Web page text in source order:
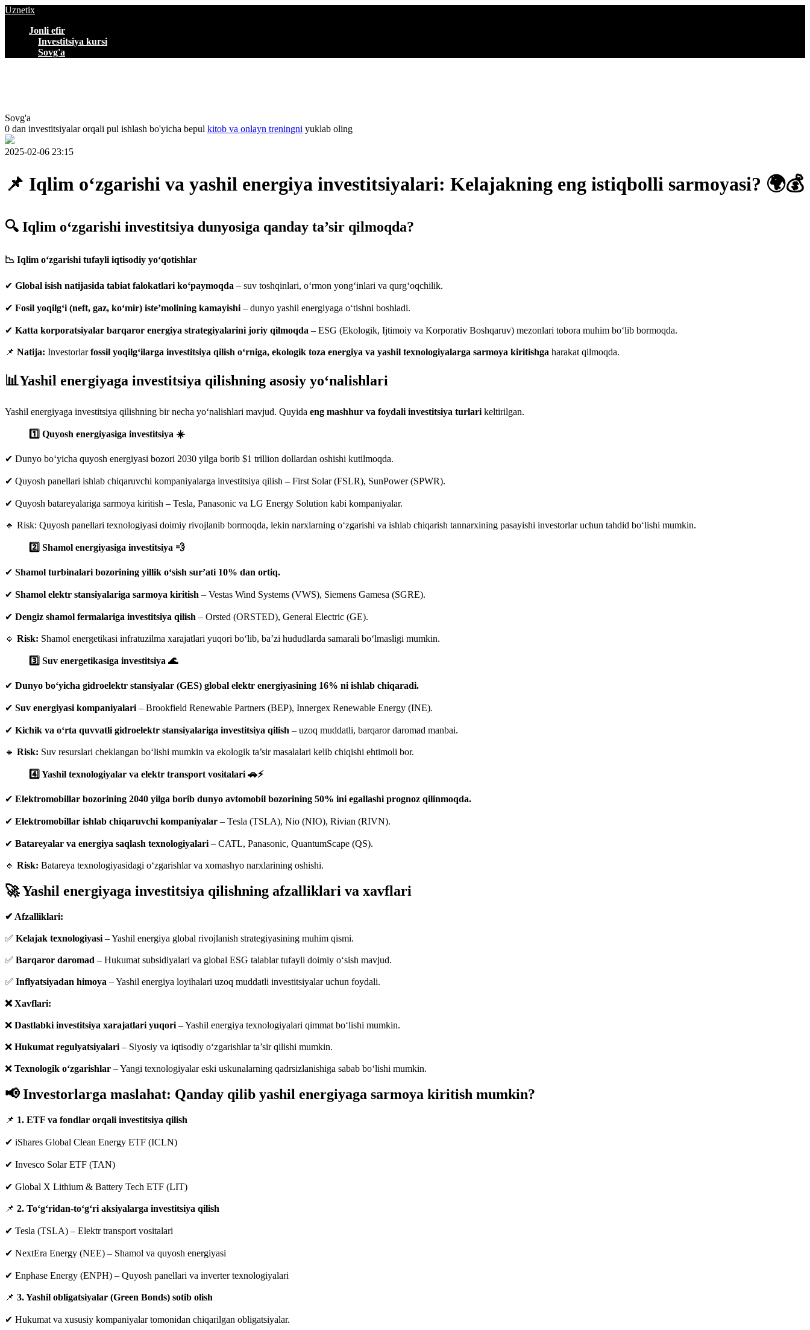
Uznetix
Jonli efir
Investitsiya kursi
Sovg'a
Sovg'a
0 dan investitsiyalar orqali pul ishlash bo'yicha bepul kitob va onlayn treningni yuklab oling
2025-02-06 23:15
📌 Iqlim o‘zgarishi va yashil energiya investitsiyalari: Kelajakning eng istiqbolli sarmoyasi? 🌍💰
🔍 Iqlim o‘zgarishi investitsiya dunyosiga qanday ta’sir qilmoqda?
📉 Iqlim o‘zgarishi tufayli iqtisodiy yo‘qotishlar
✔ Global isish natijasida tabiat falokatlari ko‘paymoqda – suv toshqinlari, o‘rmon yong‘inlari va qurg‘oqchilik.
✔ Fosil yoqilg‘i (neft, gaz, ko‘mir) iste’molining kamayishi – dunyo yashil energiyaga o‘tishni boshladi.
✔ Katta korporatsiyalar barqaror energiya strategiyalarini joriy qilmoqda – ESG (Ekologik, Ijtimoiy va Korporativ Boshqaruv) mezonlari tobora muhim bo‘lib bormoqda.
📌 Natija: Investorlarfossil yoqilg‘ilarga investitsiya qilish o‘rniga, ekologik toza energiya va yashil texnologiyalarga sarmoya kiritishga harakat qilmoqda.
📊Yashil energiyaga investitsiya qilishning asosiy yo‘nalishlari
Yashil energiyaga investitsiya qilishning bir necha yo‘nalishlari mavjud. Quyida eng mashhur va foydali investitsiya turlari keltirilgan.
1️⃣ Quyosh energiyasiga investitsiya ☀️
✔ Dunyo bo‘yicha quyosh energiyasi bozori 2030 yilga borib $1 trillion dollardan oshishi kutilmoqda.
✔ Quyosh panellari ishlab chiqaruvchi kompaniyalarga investitsiya qilish – First Solar (FSLR), SunPower (SPWR).
✔ Quyosh batareyalariga sarmoya kiritish – Tesla, Panasonic va LG Energy Solution kabi kompaniyalar.
🔹 Risk: Quyosh panellari texnologiyasi doimiy rivojlanib bormoqda, lekin narxlarning o‘zgarishi va ishlab chiqarish tannarxining pasayishi investorlar uchun tahdid bo‘lishi mumkin.
2️⃣ Shamol energiyasiga investitsiya 💨
✔ Shamol turbinalari bozorining yillik o‘sish sur’ati 10% dan ortiq.
✔ Shamol elektr stansiyalariga sarmoya kiritish – Vestas Wind Systems (VWS), Siemens Gamesa (SGRE).
✔ Dengiz shamol fermalariga investitsiya qilish – Orsted (ORSTED), General Electric (GE).
🔹 Risk: Shamol energetikasi infratuzilma xarajatlari yuqori bo‘lib, ba’zi hududlarda samarali bo‘lmasligi mumkin.
3️⃣ Suv energetikasiga investitsiya 🌊
✔ Dunyo bo‘yicha gidroelektr stansiyalar (GES) global elektr energiyasining 16% ni ishlab chiqaradi.
✔ Suv energiyasi kompaniyalari – Brookfield Renewable Partners (BEP), Innergex Renewable Energy (INE).
✔ Kichik va o‘rta quvvatli gidroelektr stansiyalariga investitsiya qilish – uzoq muddatli, barqaror daromad manbai.
🔹 Risk: Suv resurslari cheklangan bo‘lishi mumkin va ekologik ta’sir masalalari kelib chiqishi ehtimoli bor.
4️⃣ Yashil texnologiyalar va elektr transport vositalari 🚗⚡
✔ Elektromobillar bozorining 2040 yilga borib dunyo avtomobil bozorining 50% ini egallashi prognoz qilinmoqda.
✔ Elektromobillar ishlab chiqaruvchi kompaniyalar – Tesla (TSLA), Nio (NIO), Rivian (RIVN).
✔ Batareyalar va energiya saqlash texnologiyalari – CATL, Panasonic, QuantumScape (QS).
🔹 Risk: Batareya texnologiyasidagi o‘zgarishlar va xomashyo narxlarining oshishi.
🚀 Yashil energiyaga investitsiya qilishning afzalliklari va xavflari
✔ Afzalliklari:
✅ Kelajak texnologiyasi– Yashil energiya global rivojlanish strategiyasining muhim qismi.
✅ Barqaror daromad – Hukumat subsidiyalari va global ESG talablar tufayli doimiy o‘sish mavjud.
✅ Inflyatsiyadan himoya – Yashil energiya loyihalari uzoq muddatli investitsiyalar uchun foydali.
❌ Xavflari:
❌ Dastlabki investitsiya xarajatlari yuqori– Yashil energiya texnologiyalari qimmat bo‘lishi mumkin.
❌ Hukumat regulyatsiyalari– Siyosiy va iqtisodiy o‘zgarishlar ta’sir qilishi mumkin.
❌ Texnologik o‘zgarishlar – Yangi texnologiyalar eski uskunalarning qadrsizlanishiga sabab bo‘lishi mumkin.
📢 Investorlarga maslahat: Qanday qilib yashil energiyaga sarmoya kiritish mumkin?
📌 1. ETF va fondlar orqali investitsiya qilish
✔ iShares Global Clean Energy ETF (ICLN)
✔ Invesco Solar ETF (TAN)
✔ Global X Lithium & Battery Tech ETF (LIT)
📌 2. To‘g‘ridan-to‘g‘ri aksiyalarga investitsiya qilish
✔ Tesla (TSLA) – Elektr transport vositalari
✔ NextEra Energy (NEE) – Shamol va quyosh energiyasi
✔ Enphase Energy (ENPH) – Quyosh panellari va inverter texnologiyalari
📌 3. Yashil obligatsiyalar (Green Bonds) sotib olish
✔ Hukumat va xususiy kompaniyalar tomonidan chiqarilgan obligatsiyalar.